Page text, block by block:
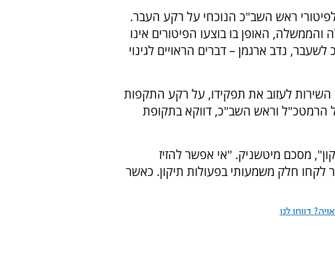
ראש השב"כ הנוכחי על רקע העבר.
האופן בו בוצעו הפיטורים אינו
נדב ארגמן – דברים הראויים לגינוי
לעזוב את תפקידו, על רקע התקפות
הרמטכ"ל וראש השב"כ, דווקא בתקופת
מסכם מיטשניק. "אי אפשר להזיז
לקחו חלק משמעותי בפעולות תיקון. כאשר
דווחו לנו